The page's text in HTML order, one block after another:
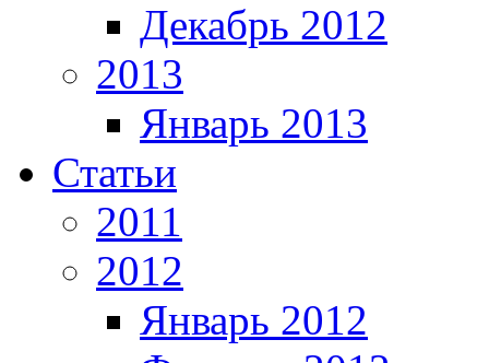
Декабрь 2012
2013
Январь 2013
Статьи
2011
2012
Январь 2012